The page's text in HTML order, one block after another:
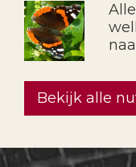
Bekijk alle